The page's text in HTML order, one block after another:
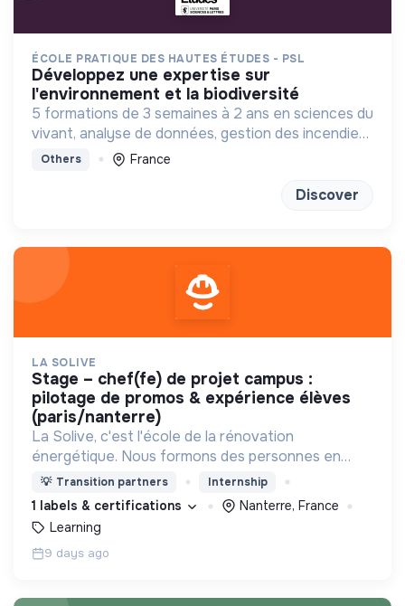
ÉCOLE PRATIQUE DES HAUTES ÉTUDES - PSL
développez une expertise sur
l'environnement et la biodiversité
5 formations de 3 semaines à 2 ans en sciences du
vivant, analyse de données, gestion des incendies
et génétique du paysage.
Others France
Discover
LA SOLIVE
stage – chef(fe) de projet campus :
pilotage de promos & expérience élèves
(paris/nanterre)
La Solive, c'est l'école de la rénovation
énergétique. Nous formons des personnes en
reconversion aux métiers de la rénovation
énergétique : chefs de projet, installateurs de
pompe à chaleur, etc.
💡 Transition partners Internship
1 labels & certifications
Nanterre, France
Learning
9 days ago